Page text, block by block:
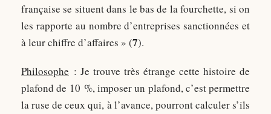
française se situent dans le bas de la fourchette, si on
les rapporte au nombre d’entreprises sanctionnées et
à leur chiffre d’affaires » (7).
Philosophe : Je trouve très étrange cette histoire de
plafond de 10 %, imposer un plafond, c’est permettre
la ruse de ceux qui, à l’avance, pourront calculer s’ils